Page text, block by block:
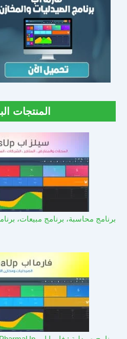
المنتجات
برنامج محاسبة، برنامج مبيعات،